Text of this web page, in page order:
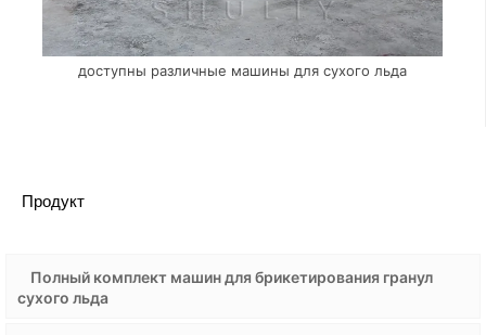
доступны различные машины для сухого льда
Продукт
Полный комплект машин для брикетирования гранул
сухого льда